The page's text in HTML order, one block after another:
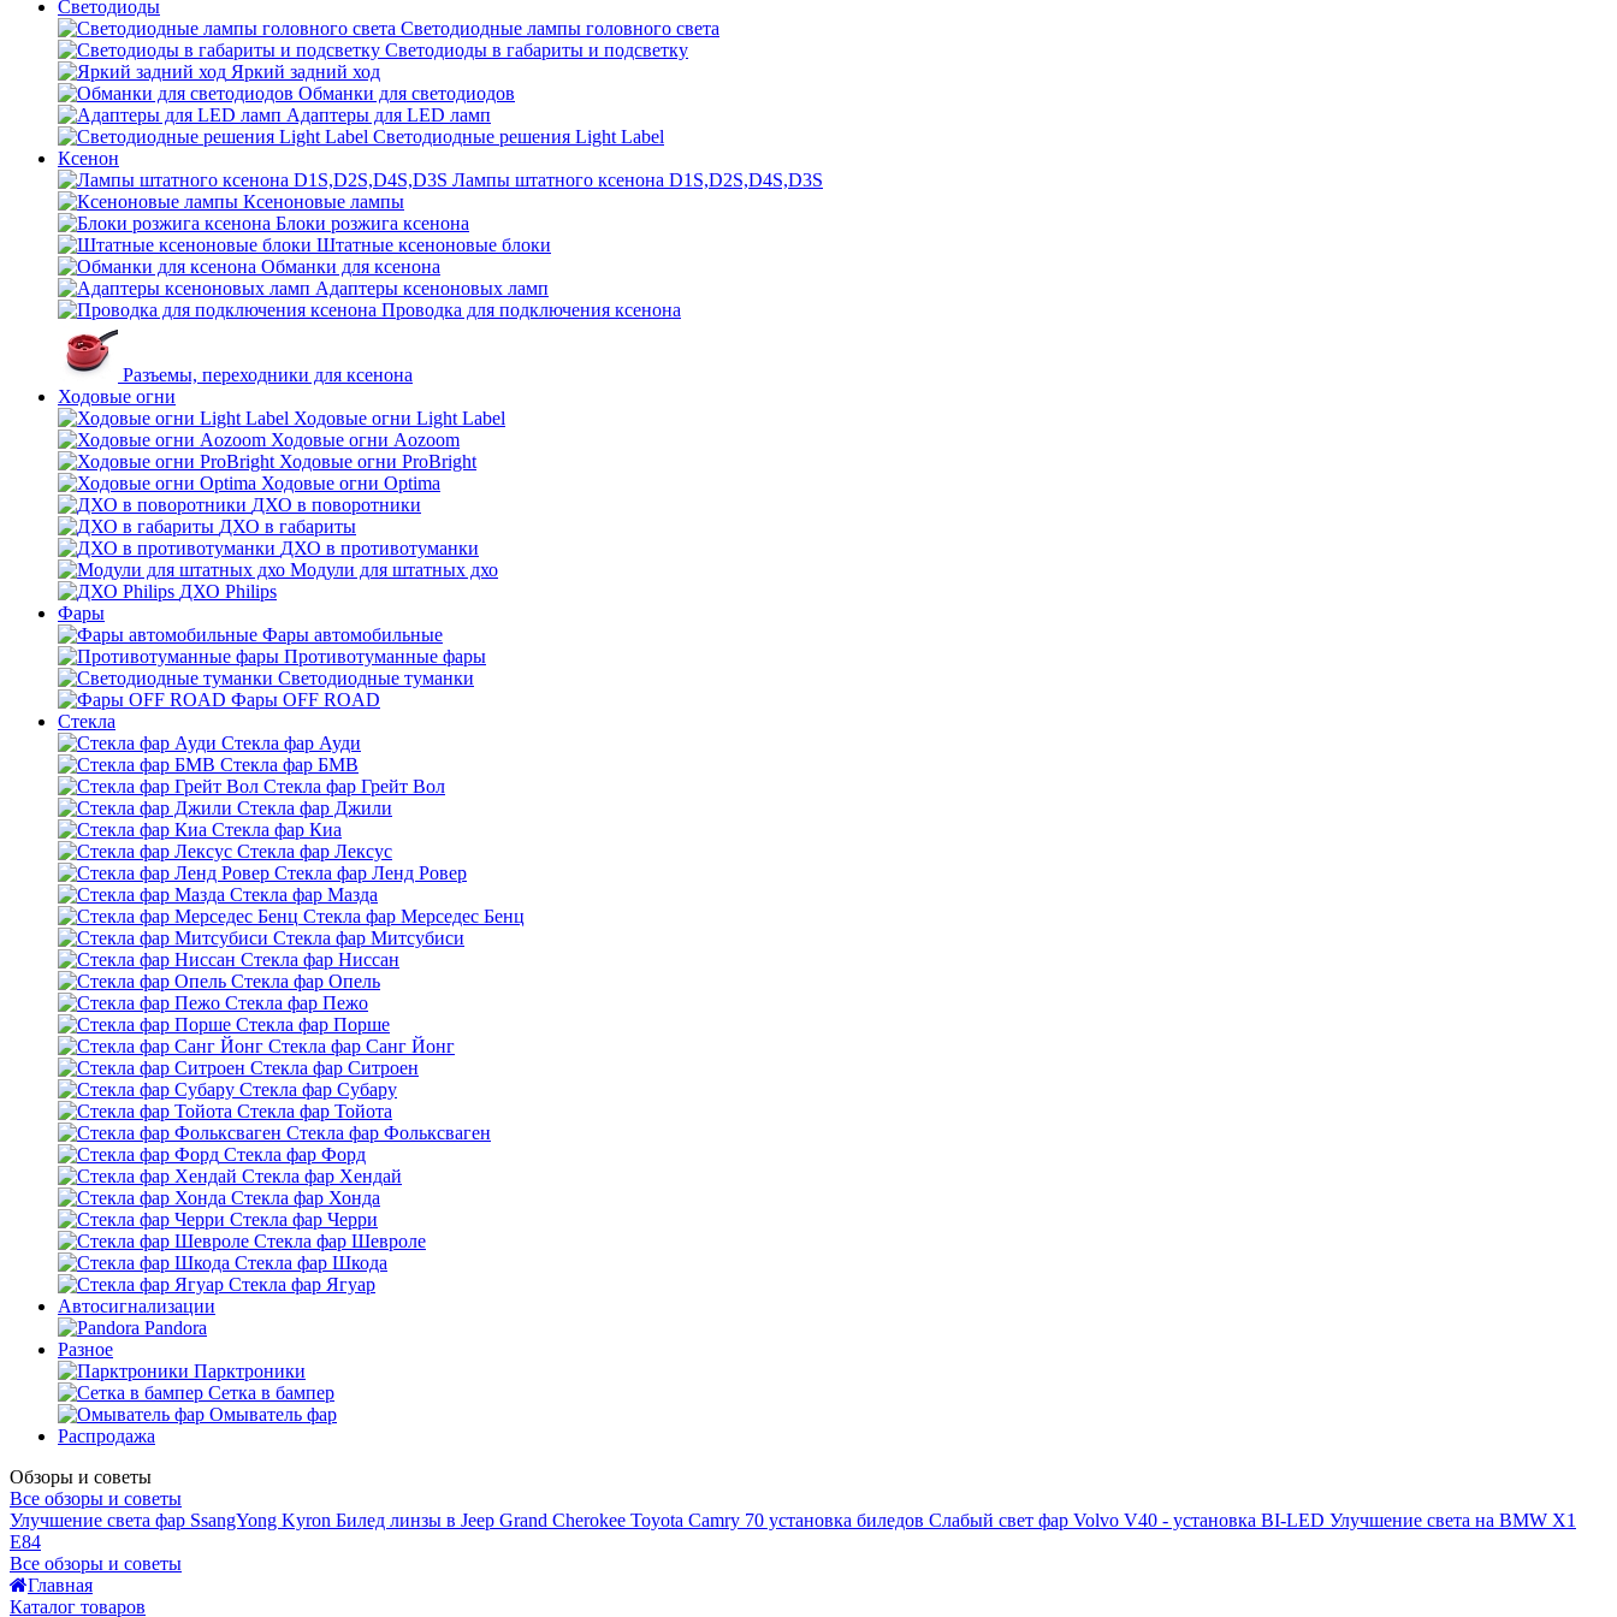
Светодиоды
Светодиодные лампы головного света
Светодиоды в габариты и подсветку
Яркий задний ход
Обманки для светодиодов
Адаптеры для LED ламп
Светодиодные решения Light Label
Ксенон
Лампы штатного ксенона D1S,D2S,D4S,D3S
Ксеноновые лампы
Блоки розжига ксенона
Штатные ксеноновые блоки
Обманки для ксенона
Адаптеры ксеноновых ламп
Проводка для подключения ксенона
Разъемы, переходники для ксенона
Ходовые огни
Ходовые огни Light Label
Ходовые огни Aozoom
Ходовые огни ProBright
Ходовые огни Optima
ДХО в поворотники
ДХО в габариты
ДХО в противотуманки
Модули для штатных дхо
ДХО Philips
Фары
Фары автомобильные
Противотуманные фары
Светодиодные туманки
Фары OFF ROAD
Стекла
Стекла фар Ауди
Стекла фар БМВ
Стекла фар Грейт Вол
Стекла фар Джили
Стекла фар Киа
Стекла фар Лексус
Стекла фар Ленд Ровер
Стекла фар Мазда
Стекла фар Мерседес Бенц
Стекла фар Митсубиси
Стекла фар Ниссан
Стекла фар Опель
Стекла фар Пежо
Стекла фар Порше
Стекла фар Санг Йонг
Стекла фар Ситроен
Стекла фар Субару
Стекла фар Тойота
Стекла фар Фольксваген
Стекла фар Форд
Стекла фар Хендай
Стекла фар Хонда
Стекла фар Черри
Стекла фар Шевроле
Стекла фар Шкода
Стекла фар Ягуар
Автосигнализации
Pandora
Разное
Парктроники
Сетка в бампер
Омыватель фар
Распродажа
Обзоры и советы
Все обзоры и советы
Улучшение света фар SsangYong Kyron Билед линзы в Jeep Grand Cherokee Toyota Camry 70 установка биледов Слабый свет фар Volvo V40 - установка BI-LED Улучшение света на BMW X1
E84
Все обзоры и советы
Главная
Каталог товаров